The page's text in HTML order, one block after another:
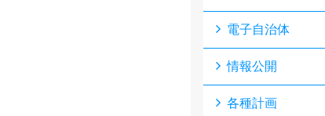
電子自治体
情報公開
各種計画